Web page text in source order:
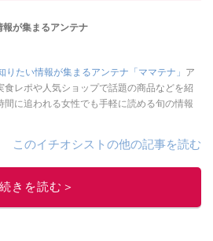
報が集まるアンテナ
りたい情報が集まるアンテナ「ママテナ」 ア
食レポや人気ショップで話題の商品などを紹
に追われる女性でも手軽に読める旬の情報
このイチオシストの他の記事を読む
続きを読む＞